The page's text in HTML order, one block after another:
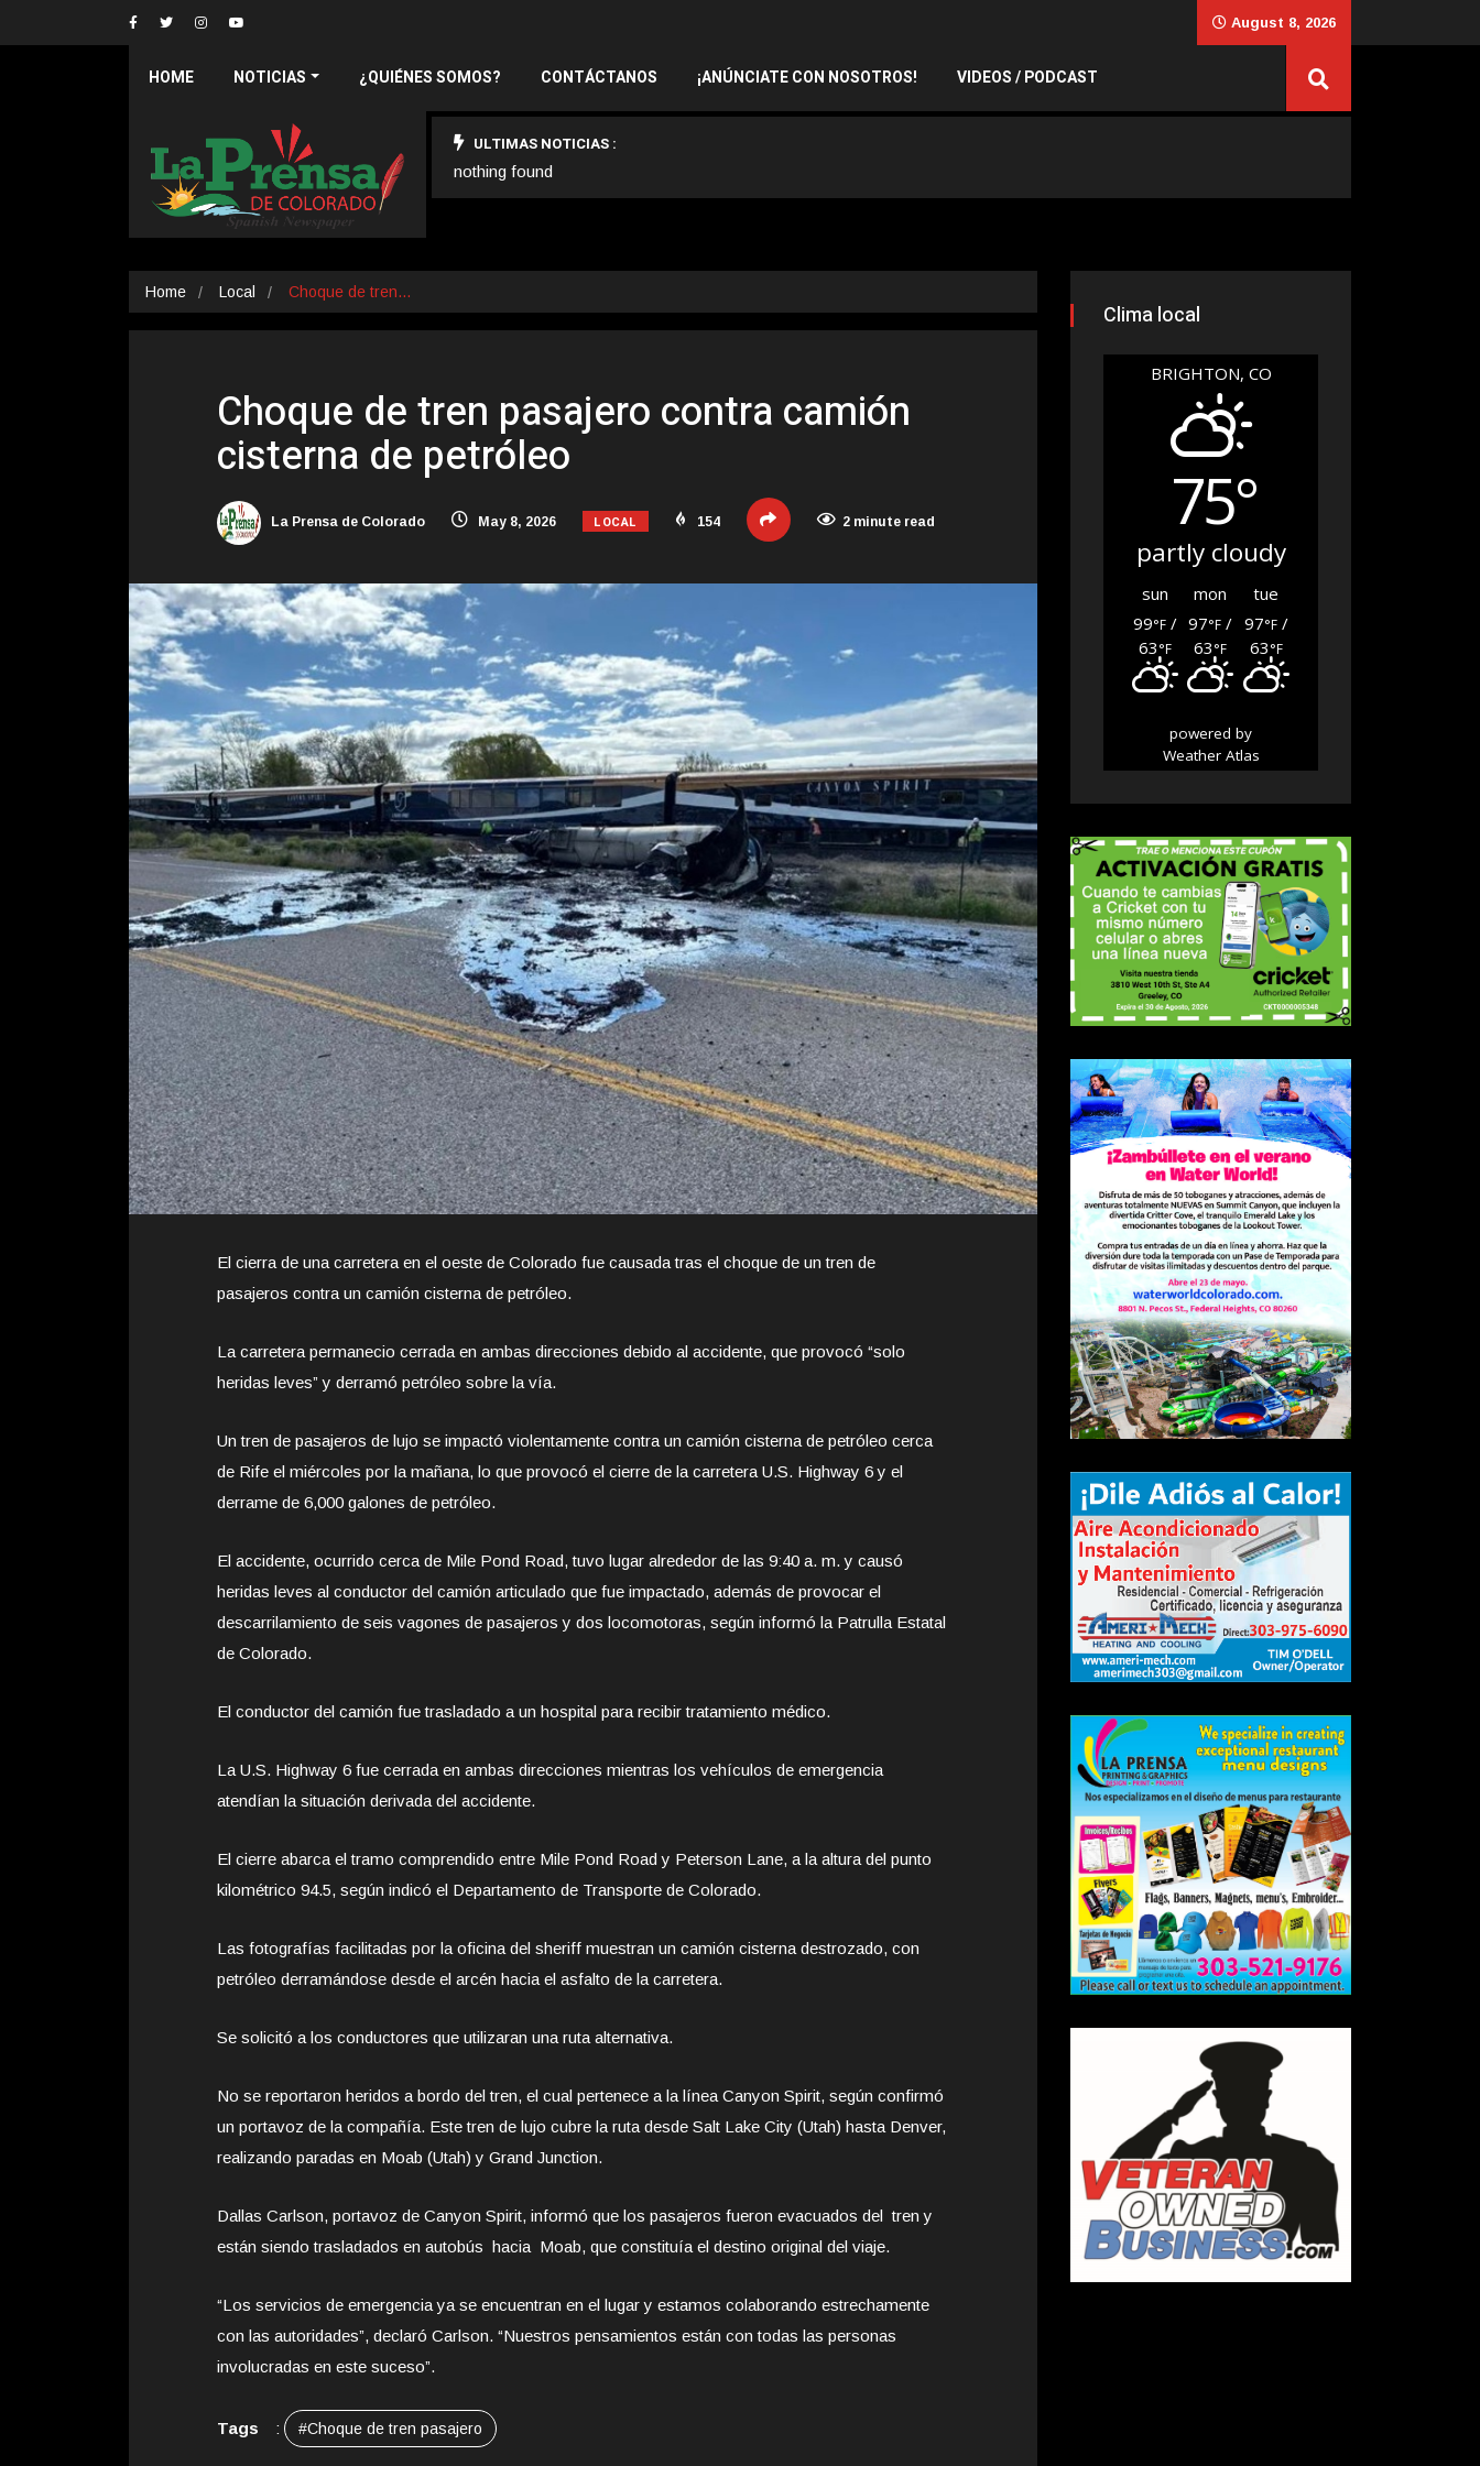
August 8, 2026
HOME NOTICIAS ¿QUIÉNES SOMOS? CONTÁCTANOS ¡ANÚNCIATE CON NOSOTROS! VIDEOS / PODCAST
ULTIMAS NOTICIAS :
nothing found
Home Local Choque de tren…
Choque de tren pasajero contra camión
cisterna de petróleo
La Prensa de Colorado May 8, 2026 LOCAL 154 2 minute read
El cierra de una carretera en el oeste de Colorado fue causada tras el choque de un tren de
pasajeros contra un camión cisterna de petróleo.
La carretera permanecio cerrada en ambas direcciones debido al accidente, que provocó “solo
heridas leves” y derramó petróleo sobre la vía.
Un tren de pasajeros de lujo se impactó violentamente contra un camión cisterna de petróleo cerca
de Rife el miércoles por la mañana, lo que provocó el cierre de la carretera U.S. Highway 6 y el
derrame de 6,000 galones de petróleo.
El accidente, ocurrido cerca de Mile Pond Road, tuvo lugar alrededor de las 9:40 a. m. y causó
heridas leves al conductor del camión articulado que fue impactado, además de provocar el
descarrilamiento de seis vagones de pasajeros y dos locomotoras, según informó la Patrulla Estatal
de Colorado.
El conductor del camión fue trasladado a un hospital para recibir tratamiento médico.
La U.S. Highway 6 fue cerrada en ambas direcciones mientras los vehículos de emergencia
atendían la situación derivada del accidente.
El cierre abarca el tramo comprendido entre Mile Pond Road y Peterson Lane, a la altura del punto
kilométrico 94.5, según indicó el Departamento de Transporte de Colorado.
Las fotografías facilitadas por la oficina del sheriff muestran un camión cisterna destrozado, con
petróleo derramándose desde el arcén hacia el asfalto de la carretera.
Se solicitó a los conductores que utilizaran una ruta alternativa.
No se reportaron heridos a bordo del tren, el cual pertenece a la línea Canyon Spirit, según confirmó
un portavoz de la compañía. Este tren de lujo cubre la ruta desde Salt Lake City (Utah) hasta Denver,
realizando paradas en Moab (Utah) y Grand Junction.
Dallas Carlson, portavoz de Canyon Spirit, informó que los pasajeros fueron evacuados del tren y
están siendo trasladados en autobús hacia Moab, que constituía el destino original del viaje.
“Los servicios de emergencia ya se encuentran en el lugar y estamos colaborando estrechamente
con las autoridades”, declaró Carlson. “Nuestros pensamientos están con todas las personas
involucradas en este suceso”.
Tags : #Choque de tren pasajero
Clima local
BRIGHTON, CO
75°
partly cloudy
sun mon
tue
99°F /
63°F
97°F /
63°F
97°F/
63°F
powered by
Weather Atlas